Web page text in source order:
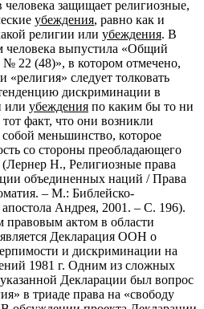
защищает религиозные,
убеждения, равно как и
религии или убеждения. В
человека выпустила «Общий
№ 22 (48)», в котором отмечено,
следует толковать
дискриминации в
или убеждения по каким бы то ни
факт, что они возникли
меньшинство, которое
со стороны преобладающего
(Лернер Н., Религиозные права
объединенных наций / Права
– М.: Библейско-
Андрея, 2001. – С. 196).
актом в области
Декларация ООН о
и дискриминации на
1981 г. Одним из сложных
Декларации был вопрос
в триаде права на «свободу